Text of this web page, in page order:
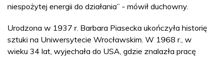
niespożytej energii do działania” - mówił duchowny.
Urodzona w 1937 r. Barbara Piasecka ukończyła historię
sztuki na Uniwersytecie Wrocławskim. W 1968 r., w
wieku 34 lat, wyjechała do USA, gdzie znalazła pracę